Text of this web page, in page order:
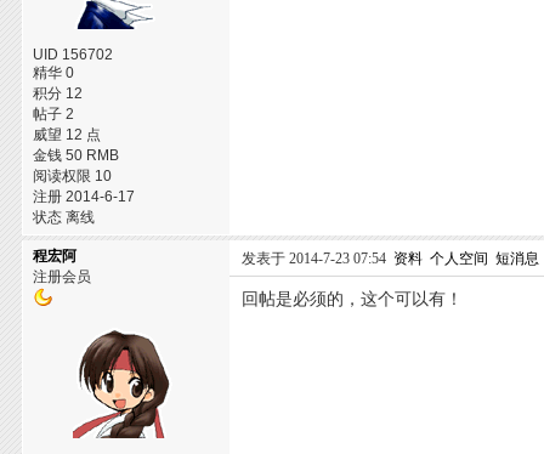
UID 156702
精华 0
积分 12
帖子 2
威望 12 点
金钱 50 RMB
阅读权限 10
注册 2014-6-17
状态 离线
程宏阿
注册会员
发表于 2014-7-23 07:54 资料 个人空间 短消息
回帖是必须的，这个可以有！